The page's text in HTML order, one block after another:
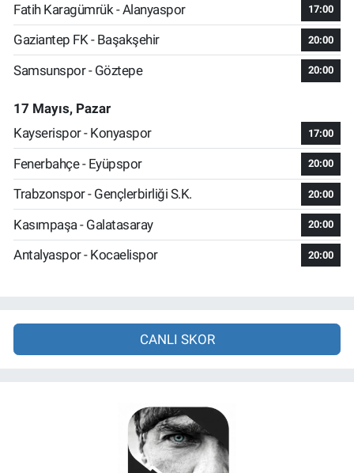
Fatih Karagümrük - Alanyaspor
17:00
Gaziantep FK - Başakşehir 20:00
Samsunspor - Göztepe 20:00
17 Mayıs, Pazar
Kayserispor - Konyaspor
17:00
Fenerbahçe - Eyüpspor 20:00
Trabzonspor - Gençlerbirliği S.K. 20:00
Kasımpaşa - Galatasaray 20:00
Antalyaspor - Kocaelispor 20:00
CANLI SKOR